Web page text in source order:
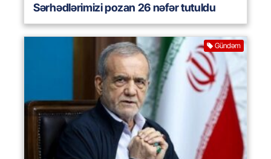
Sərhədlərimizi pozan 26 nəfər tutuldu
Gündəm